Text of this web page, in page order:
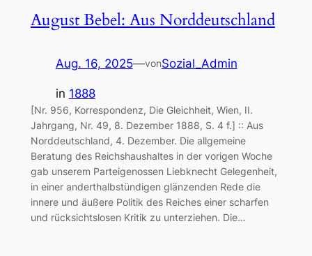
August Bebel: Aus Norddeutschland
Aug. 16, 2025—vonSozial_Admin
in 1888
[Nr. 956, Korrespondenz, Die Gleichheit, Wien, II.
Jahrgang, Nr. 49, 8. Dezember 1888, S. 4 f.] :: Aus
Norddeutschland, 4. Dezember. Die allgemeine
Beratung des Reichshaushaltes in der vorigen Woche
gab unserem Parteigenossen Liebknecht Gelegenheit,
in einer anderthalbstündigen glänzenden Rede die
innere und äußere Politik des Reiches einer scharfen
und rücksichtslosen Kritik zu unterziehen. Die…